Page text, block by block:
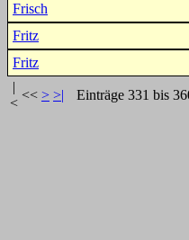
Frisch
Fritz
Fritz
|
<
<< > >| Einträge 331 bis